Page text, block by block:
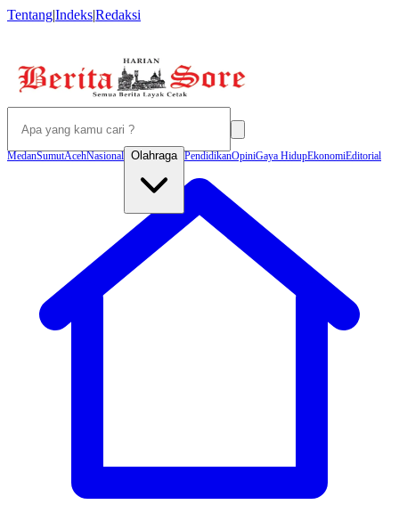
Tentang|Indeks|Redaksi
MedanSumutAcehNasional Olahraga PendidikanOpiniGaya HidupEkonomiEditorial